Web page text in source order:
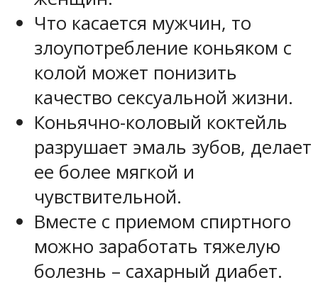
Что касается мужчин, то
злоупотребление коньяком с
колой может понизить
качество сексуальной жизни.
Коньячно-коловый коктейль
разрушает эмаль зубов, делает
ее более мягкой и
чувствительной.
Вместе с приемом спиртного
можно заработать тяжелую
болезнь – сахарный диабет.